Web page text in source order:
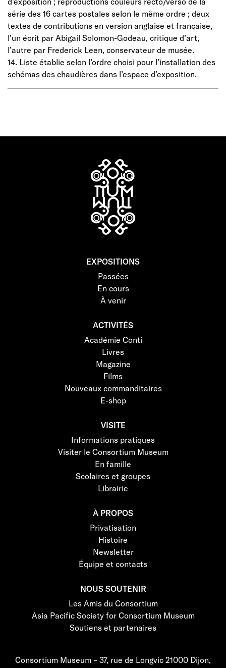
série des 16 cartes postales selon le même ordre ; deux
textes de contributions en version anglaise et française,
l’un écrit par Abigail Solomon-Godeau, critique d’art,
l’autre par Frederick Leen, conservateur de musée.
14. Liste établie selon l’ordre choisi pour l’installation des
schémas des chaudières dans l’espace d’exposition.
EXPOSITIONS
Passées
En cours
À venir
ACTIVITÉS
Académie Conti
Livres
Magazine
Films
Nouveaux commanditaires
E-shop
VISITE
Informations pratiques
Visiter le Consortium Museum
En famille
Scolaires et groupes
Librairie
À PROPOS
Privatisation
Histoire
Newsletter
Équipe et contacts
NOUS SOUTENIR
Les Amis du Consortium
Asia Pacific Society for Consortium Museum
Soutiens et partenaires
Consortium Museum – 37, rue de Longvic 21000 Dijon,